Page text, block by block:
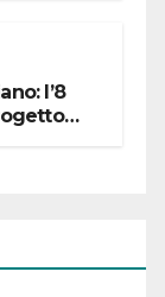
l’8